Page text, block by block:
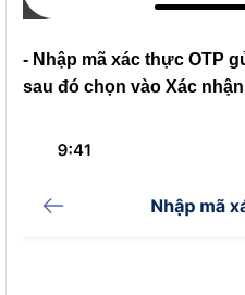
- Nhập mã xác thực OTP
sau đó chọn vào Xác nhận